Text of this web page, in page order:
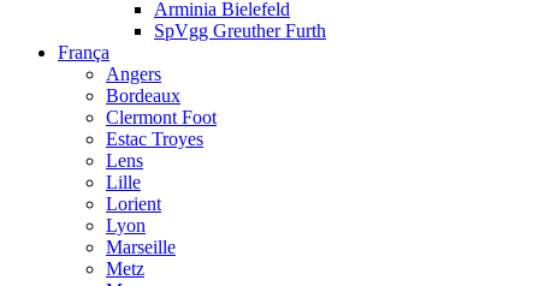
Arminia Bielefeld
SpVgg Greuther Furth
França
Angers
Bordeaux
Clermont Foot
Estac Troyes
Lens
Lille
Lorient
Lyon
Marseille
Metz